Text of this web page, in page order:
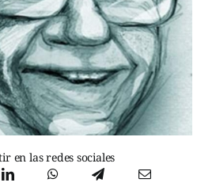
en las redes sociales